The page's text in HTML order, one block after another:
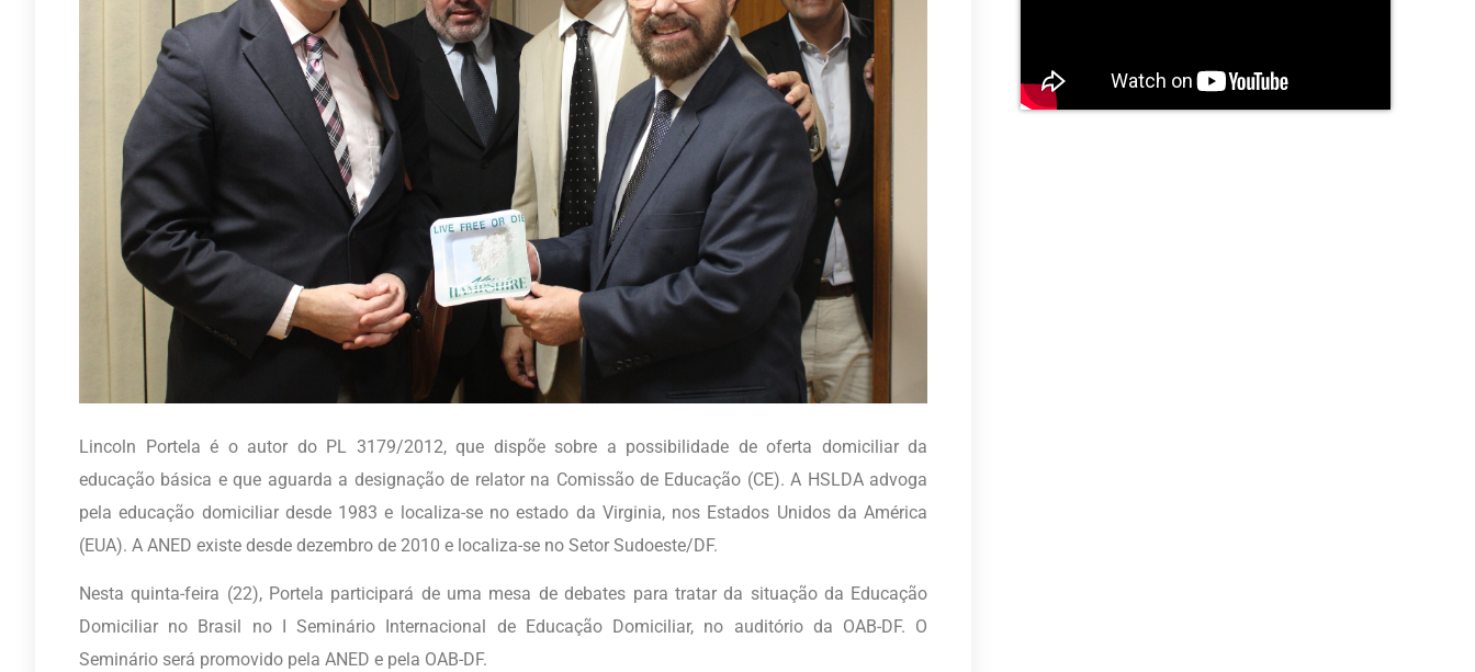
Lincoln Portela é o autor do PL 3179/2012, que dispõe sobre a possibilidade de oferta domiciliar da
educação básica e que aguarda a designação de relator na Comissão de Educação (CE). A HSLDA advoga
pela educação domiciliar desde 1983 e localiza-se no estado da Virginia, nos Estados Unidos da América
(EUA). A ANED existe desde dezembro de 2010 e localiza-se no Setor Sudoeste/DF.
Nesta quinta-feira (22), Portela participará de uma mesa de debates para tratar da situação da Educação
Domiciliar no Brasil no I Seminário Internacional de Educação Domiciliar, no auditório da OAB-DF. O
Seminário será promovido pela ANED e pela OAB-DF.